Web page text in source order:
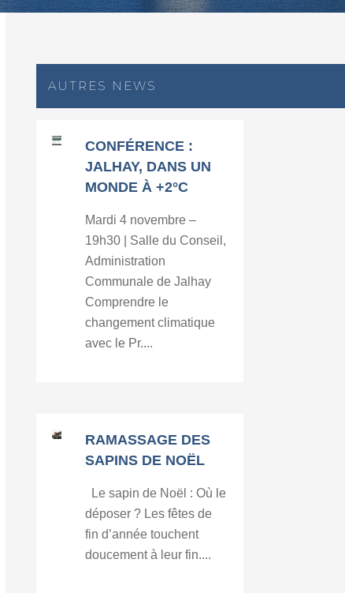
AUTRES NEWS
CONFÉRENCE :
JALHAY, DANS UN
MONDE À +2°C
Mardi 4 novembre –
19h30 | Salle du Conseil,
Administration
Communale de Jalhay
Comprendre le
changement climatique
avec le Pr....
RAMASSAGE DES
SAPINS DE NOËL
Le sapin de Noël : Où le
déposer ? Les fêtes de
fin d’année touchent
doucement à leur fin....